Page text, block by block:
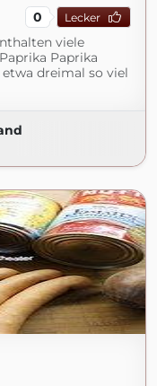
0 Lecker
viele
Paprika
dreimal so viel